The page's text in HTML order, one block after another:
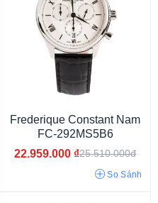
xanh
Mặt màu trắng
Mặt màu vàng
Mặt màu hồng
Mặt màu cam
Frederique Constant Nam
FC-292MS5B6
22.959.000 ₫25.510.000đ
So Sánh